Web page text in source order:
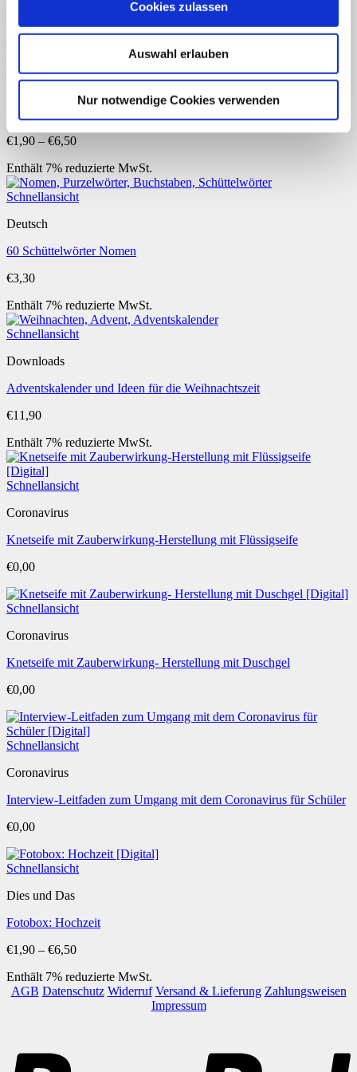
Cookies zulassen
Auswahl erlauben
Nur notwendige Cookies verwenden
Enthält 7% reduzierte MwSt.
Dies und Das
€1,90 – €6,50Preisspanne:
bis
€6,50
Enthält 7% reduzierte MwSt.
Schnellansicht
Deutsch
60 Schüttelwörter Nomen
€3,30
Enthält 7% reduzierte MwSt.
Schnellansicht
Downloads
Adventskalender und Ideen für die Weihnachtszeit
€11,90
Enthält 7% reduzierte MwSt.
Schnellansicht
Coronavirus
Knetseife mit Zauberwirkung-Herstellung mit Flüssigseife
€0,00
Schnellansicht
Coronavirus
Knetseife mit Zauberwirkung- Herstellung mit Duschgel
€0,00
Schnellansicht
Coronavirus
Interview-Leitfaden zum Umgang mit dem Coronavirus für Schüler
€0,00
Schnellansicht
Dies und Das
Fotobox: Hochzeit
€1,90 – €6,50Preisspanne:
bis
€6,50
Enthält 7% reduzierte MwSt.
AGB Datenschutz Widerruf Versand & Lieferung Zahlungsweisen
Impressum